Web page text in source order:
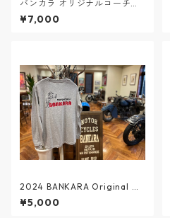
バンカラ オリジナルコーチジ
ャケット 紺・黒・コヨーテ
¥7,000
2024 BANKARA Original ロ
ングスリーブTee 整備士 グレ
ー
¥5,000